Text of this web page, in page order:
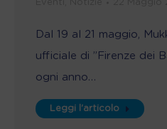
Dal 19 al 21 maggio,
ufficiale di ”Firenze dei
ogni anno…
Leggi l'articolo